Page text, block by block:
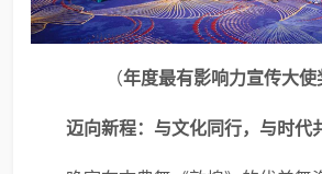
（年度最有影响力宣传大使
迈向新程：与文化同行，与时代